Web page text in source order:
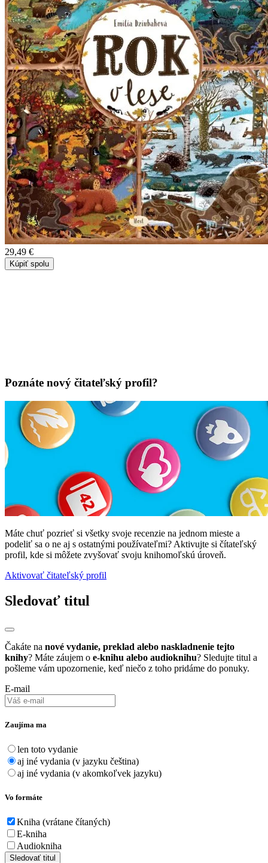
29,49 €
Kúpiť spolu
Poznáte nový čitateľský profil?
Máte chuť pozrieť si všetky svoje recenzie na jednom mieste a
podeliť sa o ne aj s ostatnými používateľmi? Aktivujte si čítateľský
profil, kde si môžete zvyšovať svoju knihomoľskú úroveň.
Aktivovať čitateľský profil
Sledovať titul
Čakáte na nové vydanie, preklad alebo naskladnenie tejto
knihy? Máte záujem o e-knihu alebo audioknihu? Sledujte titul a
pošleme vám upozornenie, keď niečo z toho pridáme do ponuky.
E-mail
Zaujíma ma
len toto vydanie
aj iné vydania (v jazyku čeština)
aj iné vydania (v akomkoľvek jazyku)
Vo formáte
Kniha (vrátane čítaných)
E-kniha
Audiokniha
Sledovať titul